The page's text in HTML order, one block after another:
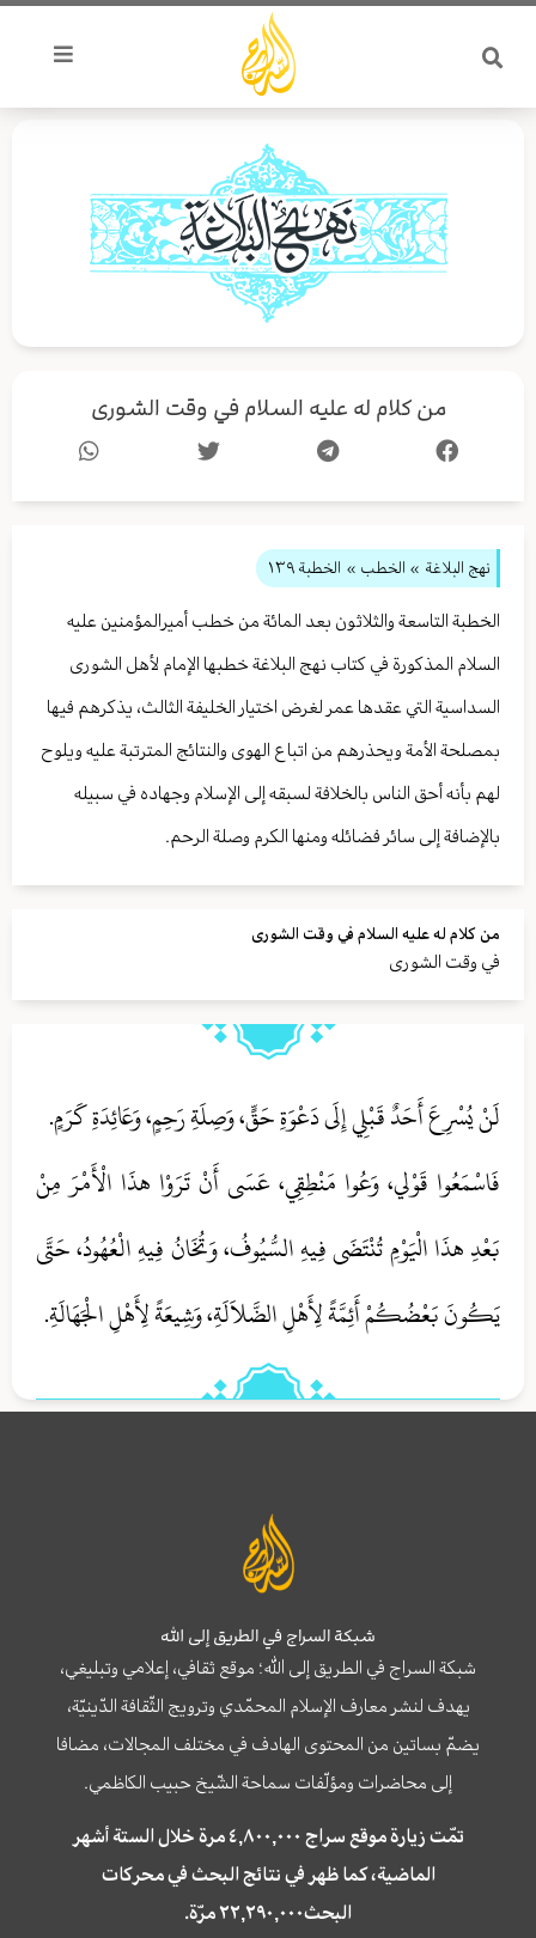
تخطي
المحتوى
من كلام له عليه السلام في وقت الشورى
نهج البلاغة » الخطب » الخطبة ١٣٩
الخطبة التاسعة والثلاثون بعد المائة من خطب أميرالمؤمنين عليه
السلام المذكورة في كتاب نهج البلاغة خطبها الإمام لأهل الشورى
السداسية التي عقدها عمر لغرض اختيار الخليفة الثالث، يذكرهم فيها
بمصلحة الأمة ويحذرهم من اتباع الهوى والنتائج المترتبة عليه ويلوح
لهم بأنه أحق الناس بالخلافة لسبقه إلى الإسلام وجهاده في سبيله
بالإضافة إلى سائر فضائله ومنها الكرم وصلة الرحم.
من كلام له عليه السلام في وقت الشورى
في وقت الشورى
لَنْ يُسْرِعَ أَحَدٌ قَبْلِي إِلَى دَعْوَةِ حَقٍّ، وَصِلَةِ رَحِمٍ، وَعَائِدَةِ كَرَمٍ.
فَاسْمَعُوا قَوْلي، وَعُوا مَنْطِقِي، عَسَى أَنْ تَرَوْا هذَا الْأَمْرَ مِنْ
بَعْدِ هذَا الْيَوْمِ تُنْتَضَى فِيهِ السُّيُوفُ، وَتُخَانُ فِيهِ الْعُهُودُ، حَتَّى
يَكُونَ بَعْضُكُمْ أَئِمَّةً لِأَهْلِ الضَّلاَلَةِ، وَشِيعَةً لِأَهْلِ الْجَهَالَةِ.
شبكة السراج في الطريق إلى الله
شبكة السراج في الطريق إلى الله؛ موقع ثقافي، إعلامي وتبليغي،
يهدف لنشر معارف الإسلام المحمّدي وترويج الثّقافة الدّينيّة،
يضمّ بساتين من المحتوى الهادف في مختلف المجالات، مضافا
إلى محاضرات ومؤلّفات سماحة الشّيخ حبيب الكاظمي.
تمّت زيارة موقع سراج ٤,٨٠٠,٠٠٠ مرة خلال الستة أشهر
الماضية، كما ظهر في نتائج البحث في محركات
البحث٢٢,٢٩٠,٠٠٠ مرّة.